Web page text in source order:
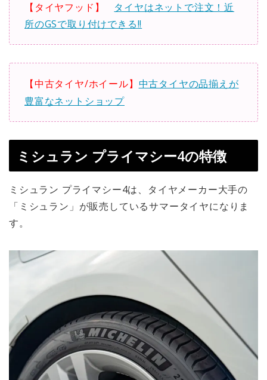
【タイヤフッド】
タイヤはネットで注文！近
所のGSで取り付けできる!!
【中古タイヤ/ホイール】 中古タイヤの品揃えが
豊富なネットショップ
ミシュラン プライマシー4の特徴
ミシュラン プライマシー4は、タイヤメーカー大手の
「ミシュラン」が販売しているサマータイヤになりま
す。